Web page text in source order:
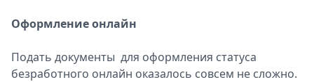
Оформление онлайн
Подать документы для оформления статуса
безработного онлайн оказалось совсем не сложно.